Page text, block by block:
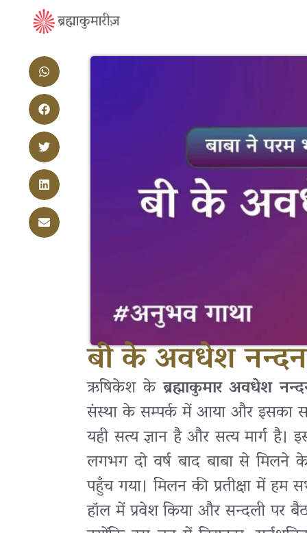
बी के अवधेश
ऋषिकेश केब्रह्माकुमार अवधेश
संस्था के सम्पर्क में आया और इसका
यही सत्य ज्ञान है और सत्य मार्ग
लगभग दो वर्ष बाद बाबा से
पहुँच गया। मिलन की प्रतीक्षा में
हॉल में प्रवेश किया और सन्दली पर